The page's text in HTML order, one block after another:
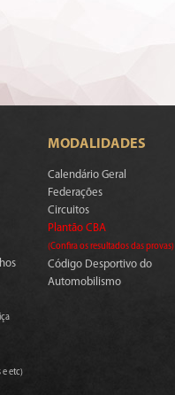
e etc)
MODALIDADES
Calendário Geral
Federações
Circuitos
Plantão CBA
(Confira os resultados das provas)
Código Desportivo do
Automobilismo